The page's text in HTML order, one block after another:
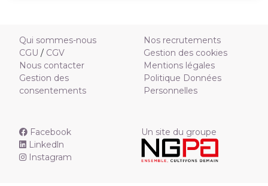
Qui sommes-nous
CGU / CGV
Nous contacter
Gestion des
consentements
Nos recrutements
Gestion des cookies
Mentions légales
Politique Données
Personnelles
Facebook
Linkedln
Instagram
Un site du groupe